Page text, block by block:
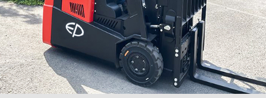
Нажимая на кнопку, Вы даёте согласие на обработку персональных
данных и соглашаетесь сполитикой конфиденциальности